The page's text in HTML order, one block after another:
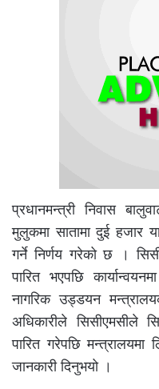
प्रधानमन्त्री निवास
मुलुकमा सातामा दुई हजार
गर्ने निर्णय गरेको छ ।
पारित भएपछि
नागरिक उड्डयन
अधिकारीले सिसीएमसीले
पारित गरेपछि मन्त्रालयमा
जानकारी दिनुभयो ।